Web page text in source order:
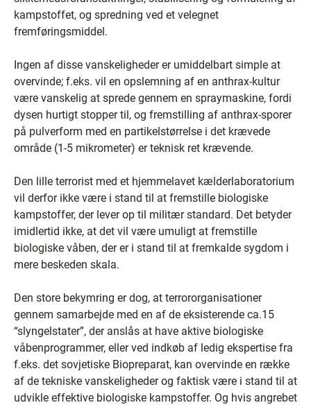
kampstoffet, og spredning ved et velegnet
fremføringsmiddel.
Ingen af disse vanskeligheder er umiddelbart simple at
overvinde; f.eks. vil en opslemning af en anthrax-kultur
være vanskelig at sprede gennem en spraymaskine, fordi
dysen hurtigt stopper til, og fremstilling af anthrax-sporer
på pulverform med en partikelstørrelse i det krævede
område (1-5 mikrometer) er teknisk ret krævende.
Den lille terrorist med et hjemmelavet kælderlaboratorium
vil derfor ikke være i stand til at fremstille biologiske
kampstoffer, der lever op til militær standard. Det betyder
imidlertid ikke, at det vil være umuligt at fremstille
biologiske våben, der er i stand til at fremkalde sygdom i
mere beskeden skala.
Den store bekymring er dog, at terrororganisationer
gennem samarbejde med en af de eksisterende ca.15
“slyngelstater”, der anslås at have aktive biologiske
våbenprogrammer, eller ved indkøb af ledig ekspertise fra
f.eks. det sovjetiske Biopreparat, kan overvinde en række
af de tekniske vanskeligheder og faktisk være i stand til at
udvikle effektive biologiske kampstoffer. Og hvis angrebet